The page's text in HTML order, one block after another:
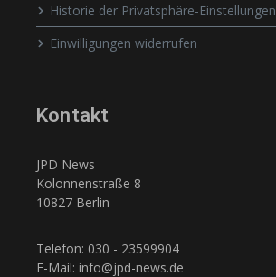
Historie der Privatsphäre-Einstellungen
Einwilligungen widerrufen
Kontakt
JPD News
Kolonnenstraße 8
10827 Berlin
Telefon: 030 - 23599904
E-Mail: info@jpd-news.de